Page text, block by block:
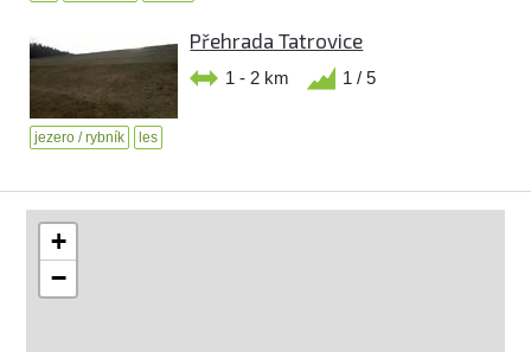
Přehrada Tatrovice
1 - 2 km 1 / 5
jezero / rybník les
+
−